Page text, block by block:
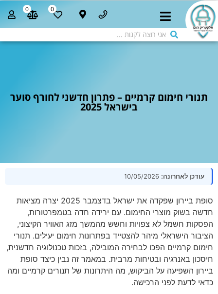
0
0
תנורי חימום קרמיים – פתרון חדשני לחורף סוער
בישראל 2025
עודכן לאחרונה:
סופת ביירון שפקדה את ישראל בדצמבר 2025 יצרה מציאות
חדשה בשוק מוצרי החימום. עם ירידה חדה בטמפרטורות,
הפסקות חשמל לא צפויות וחשש מהמשך מזג האוויר הקיצוני,
הציבור הישראלי מיהר להצטייד בפתרונות חימום יעילים. תנורי
חימום קרמיים הפכו לבחירה המובילה, בזכות טכנולוגיה חדשנית,
חיסכון באנרגיה ובטיחות מרבית. במאמר זה נבין כיצד סופת
ביירון השפיעה על הביקוש, מה היתרונות של תנורים קרמיים ומה
כדאי לדעת לפני הרכישה.